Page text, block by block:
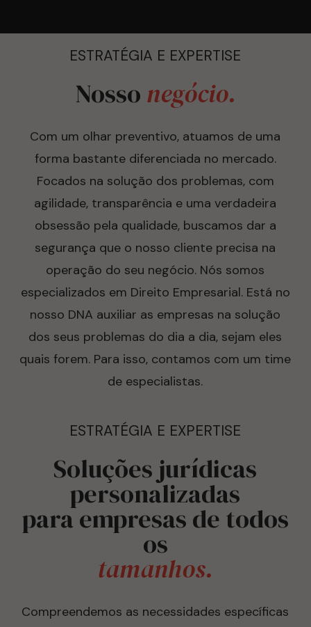
ESTRATÉGIA E EXPERTISE
Nosso negócio.
Com um olhar preventivo, atuamos de uma
forma bastante diferenciada no mercado.
Focados na solução dos problemas, com
agilidade, transparência e uma verdadeira
obsessão pela qualidade, buscamos dar a
segurança que o nosso cliente precisa na
operação do seu negócio. Nós somos
especializados em Direito Empresarial. Está no
nosso DNA auxiliar as empresas na solução
dos seus problemas do dia a dia, sejam eles
quais forem. Para isso, contamos com um time
de especialistas.
ESTRATÉGIA E EXPERTISE
Soluções jurídicas
personalizadas
para empresas de todos
os
tamanhos.
Compreendemos as necessidades específicas